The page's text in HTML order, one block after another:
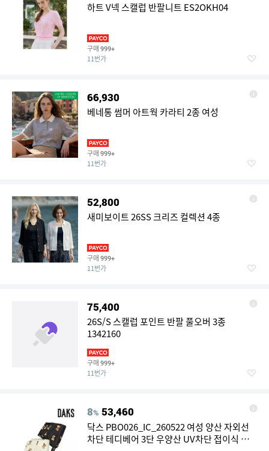
하트 V넥 스캘럽 반팔니트 ES2OKH04
구매 999+
11번가
66,930
베네통 썸머 아트웍 카라티 2종 여성
구매 999+
11번가
52,800
새미보이트 26SS 크리즈 컬렉션 4종
구매 999+
11번가
75,400
26S/S 스캘럽 포인트 반팔 풀오버 3종
1342160
구매 999+
11번가
8% 53,460
닥스 PBO026_IC_260522 여성 양산 자외선
차단 테디베어 3단 우양산 UV차단 접이식 선